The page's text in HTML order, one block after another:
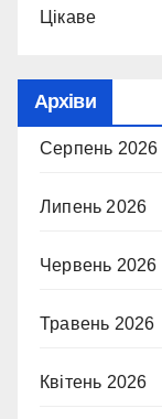
Цікаве
Архіви
Серпень 2026
Липень 2026
Червень 2026
Травень 2026
Квітень 2026